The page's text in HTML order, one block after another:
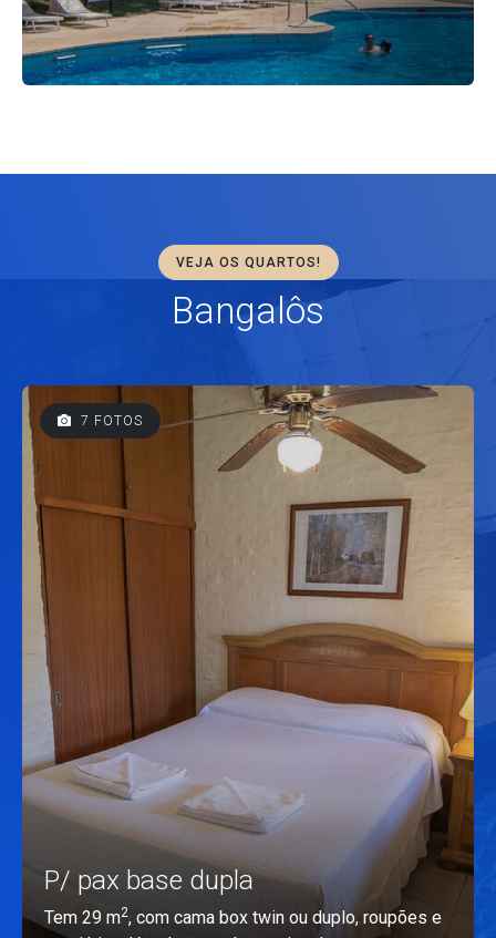
VEJA OS QUARTOS!
Bangalôs
7 FOTOS
P/ pax base dupla
Tem 29 m2, com cama box twin ou duplo, roupões e